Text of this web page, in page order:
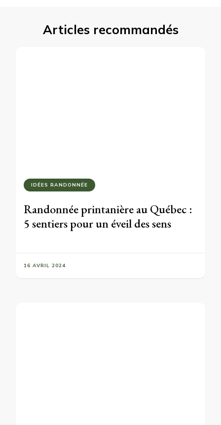
Articles recommandés
IDÉES RANDONNÉE
Randonnée printanière au Québec :
5 sentiers pour un éveil des sens
16 AVRIL 2024